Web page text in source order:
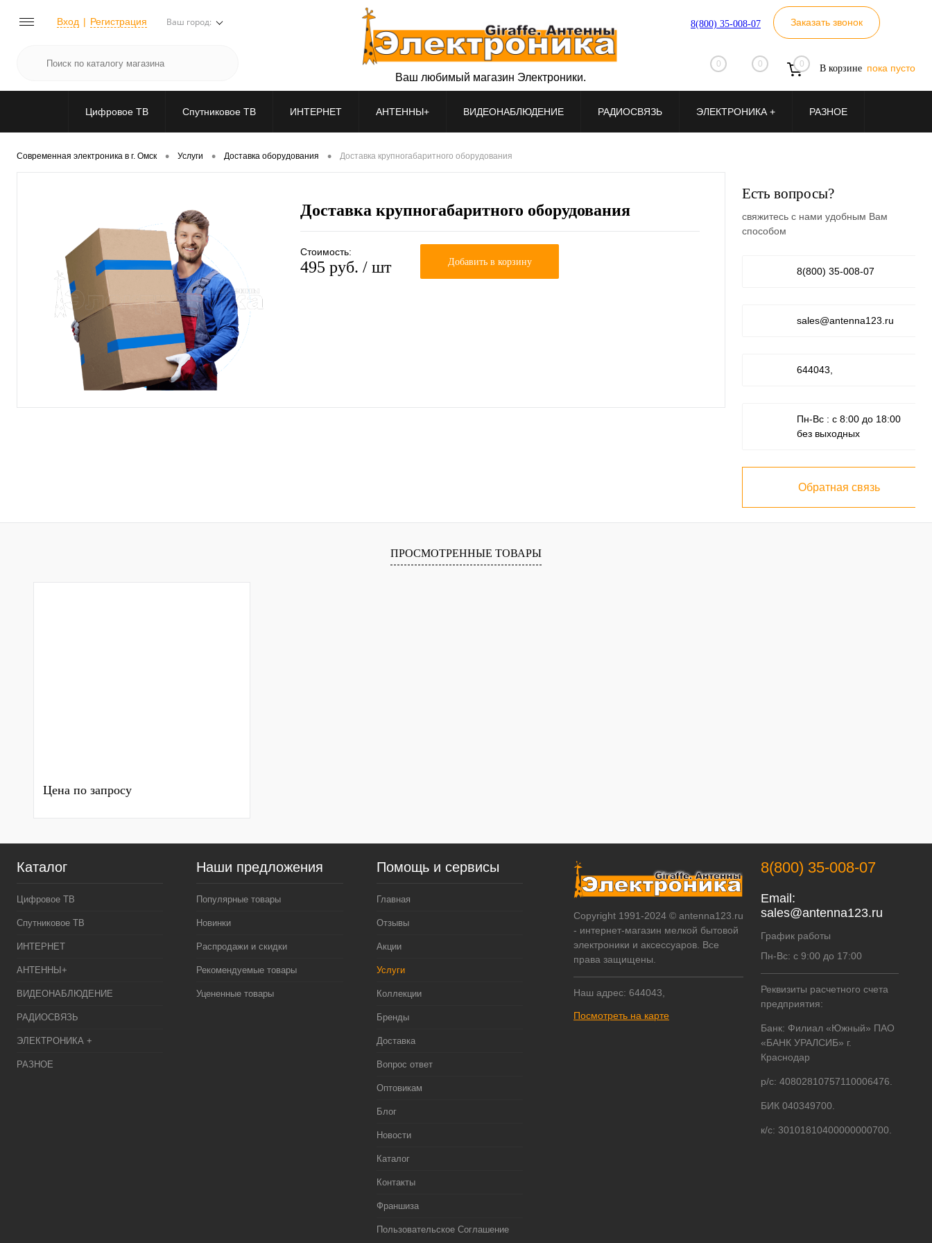
Вход Регистрация Ваш город: 8(800) 35-008-07 Заказать звонок
0 0 0 В корзине пока пусто
Ваш любимый магазин Электроники.
Цифровое ТВ Спутниковое ТВ ИНТЕРНЕТ АНТЕННЫ+ ВИДЕОНАБЛЮДЕНИЕ РАДИОСВЯЗЬ ЭЛЕКТРОНИКА + РАЗНОЕ
Современная электроника в г. Омск • Услуги • Доставка оборудования • Доставка крупногабаритного оборудования
Доставка крупногабаритного оборудования
Стоимость:
495 руб. / шт Добавить в корзину
Есть вопросы?
свяжитесь с нами удобным Вам
способом
8(800) 35-008-07
sales@antenna123.ru
644043,
Пн-Вс : с 8:00 до 18:00
без выходных
Обратная связь
ПРОСМОТРЕННЫЕ ТОВАРЫ
Цена по запросу
Каталог
Цифровое ТВ
Спутниковое ТВ
ИНТЕРНЕТ
АНТЕННЫ+
ВИДЕОНАБЛЮДЕНИЕ
РАДИОСВЯЗЬ
ЭЛЕКТРОНИКА +
РАЗНОЕ
Наши предложения
Популярные товары
Новинки
Распродажи и скидки
Рекомендуемые товары
Уцененные товары
Помощь и сервисы
Главная
Отзывы
Акции
Услуги
Коллекции
Бренды
Доставка
Вопрос ответ
Оптовикам
Блог
Новости
Каталог
Контакты
Франшиза
Пользовательское Соглашение
Copyright 1991-2024 © antenna123.ru
- интернет-магазин мелкой бытовой
электроники и аксессуаров. Все
права защищены.
Наш адрес: 644043,
Посмотреть на карте
8(800) 35-008-07
Email:
sales@antenna123.ru
График работы
Пн-Вс: с 9:00 до 17:00
Реквизиты расчетного счета
предприятия:
Банк: Филиал «Южный» ПАО
«БАНК УРАЛСИБ» г.
Краснодар
р/с: 40802810757110006476.
БИК 040349700.
к/с: 30101810400000000700.